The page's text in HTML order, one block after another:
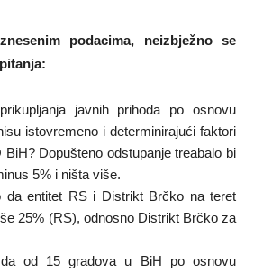
podacima, neizbježno se
javnih prihoda po osnovu
istovremeno i determinirajući faktori
BiH? Dopušteno odstupanje treabalo bi
5% i ništa više.
da entitet RS i Distrikt Brčko na teret
25% (RS), odnosno Distrikt Brčko za
od 15 gradova u BiH po osnovu